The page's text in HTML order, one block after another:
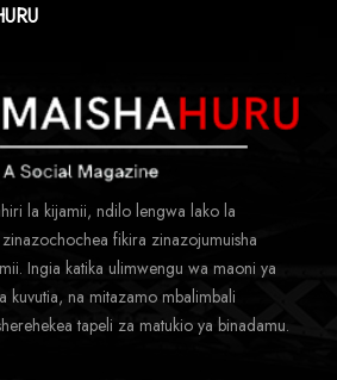
la kijamii, ndilo lengwa lako la
fikira zinazojumuisha
Ingia katika ulimwengu wa maoni ya
kuvutia, na mitazamo mbalimbali
tapeli za matukio ya binadamu.